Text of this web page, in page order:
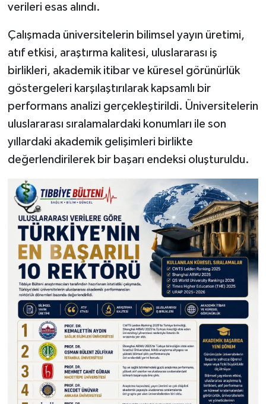
verileri esas alındı.
Çalışmada üniversitelerin bilimsel yayın üretimi,
atıf etkisi, araştırma kalitesi, uluslararası iş
birlikleri, akademik itibar ve küresel görünürlük
göstergeleri karşılaştırılarak kapsamlı bir
performans analizi gerçekleştirildi. Üniversitelerin
uluslararası sıralamalardaki konumları ile son
yıllardaki akademik gelişimleri birlikte
değerlendirilerek bir başarı endeksi oluşturuldu.